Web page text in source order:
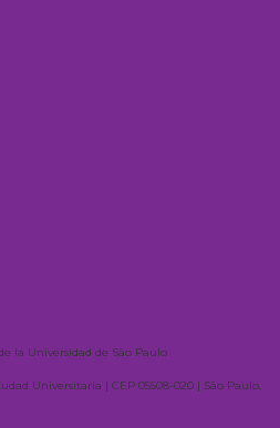
la Universidad de São Paulo
Universitaria | CEP 05508-020 | São Paulo,